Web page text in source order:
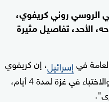
الروسي روني كريفوي،
الأحد، تفاصيل مثيرة
فيإسرائيل، إن كريفوي
"تمكن من الهروب من خاطفيه والاختباء في غزة لمدة 4 أيام،